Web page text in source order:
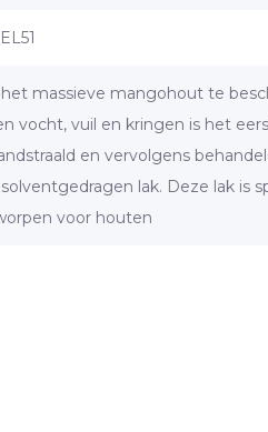
massieve mangohout te
vocht, vuil en kringen is het
en vervolgens
lak. Deze lak is
voor houten